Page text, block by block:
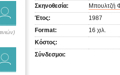
Σκηνοθεσία:
Μπουλτζή
Έτος:
1987
Format:
16 χιλ.
Κόστος:
Σύνδεσμοι: